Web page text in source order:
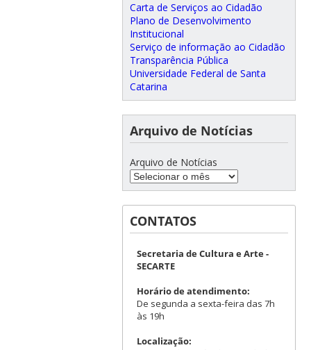
Carta de Serviços ao Cidadão
Plano de Desenvolvimento
Institucional
Serviço de informação ao Cidadão
Transparência Pública
Universidade Federal de Santa
Catarina
Arquivo de Notícias
Arquivo de Notícias
CONTATOS
Secretaria de Cultura e Arte -
SECARTE
Horário de atendimento:
De segunda a sexta-feira das 7h
às 19h
Localização: